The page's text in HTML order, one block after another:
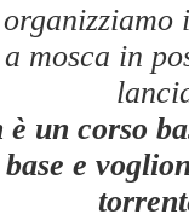
mosca in
un corso
e